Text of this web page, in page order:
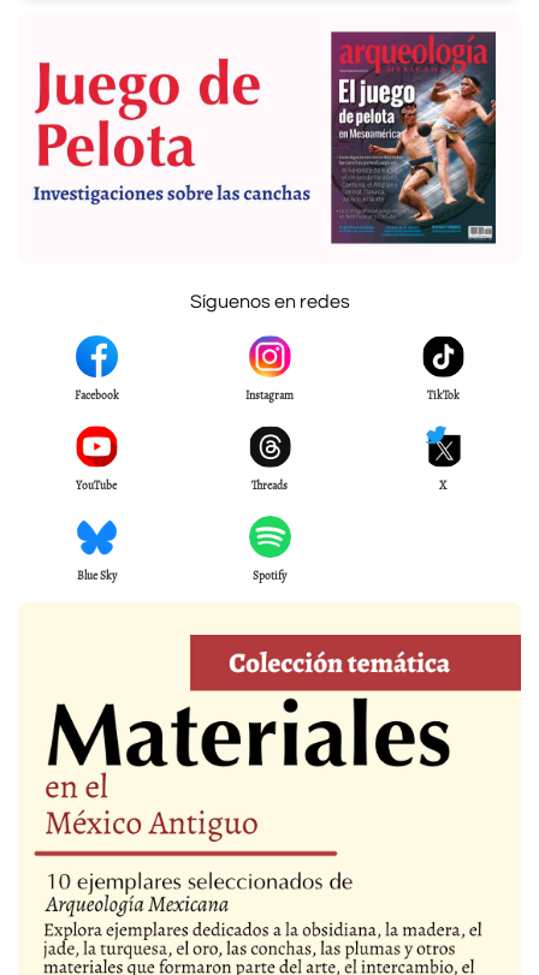
Síguenos en redes
Facebook Instagram TikTok
YouTube Threads X
Blue Sky Spotify